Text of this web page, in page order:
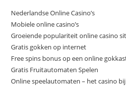
Nederlandse Online Casino’s
Mobiele online casino’s
Groeiende populariteit online casino
Gratis gokken op internet
Free spins bonus op een online
Gratis Fruitautomaten Spelen
Online speelautomaten – het casino